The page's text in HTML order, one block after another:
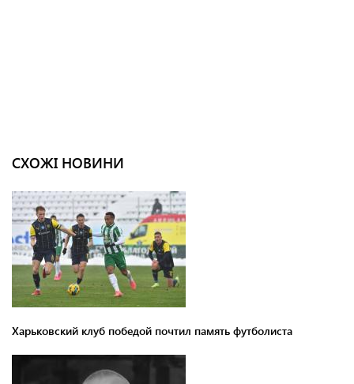
СХОЖІ НОВИНИ
Харьковский клуб победой почтил память футболиста